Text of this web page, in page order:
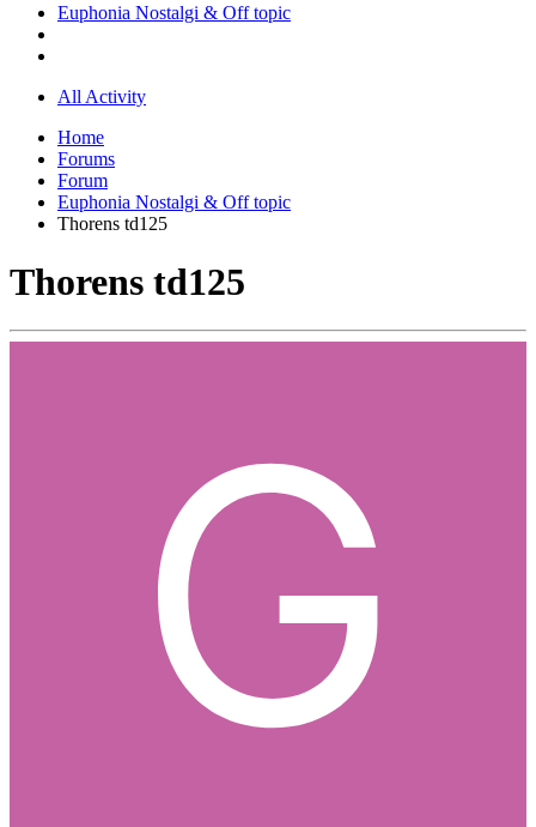
Euphonia Nostalgi & Off topic
All Activity
Home
Forums
Forum
Euphonia Nostalgi & Off topic
Thorens td125
Thorens td125